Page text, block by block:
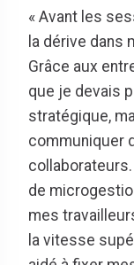
« Avant les
la dérive dans
Grâce aux
que je devais
stratégique,
communiquer
de
mes
la vitesse